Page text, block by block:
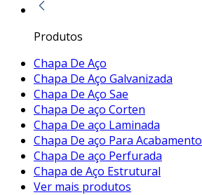
Produtos
Chapa De Aço
Chapa De Aço Galvanizada
Chapa De Aço Sae
Chapa De aço Corten
Chapa De aço Laminada
Chapa De aço Para Acabamento
Chapa De aço Perfurada
Chapa de Aço Estrutural
Ver mais produtos